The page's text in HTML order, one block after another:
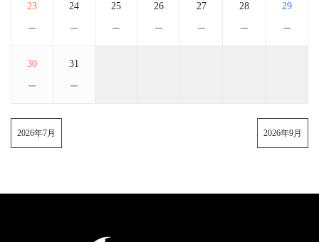
23
－
24
－
25
－
26
－
27
－
28
－
29
－
30
－
31
－
2026年7月 2026年9月